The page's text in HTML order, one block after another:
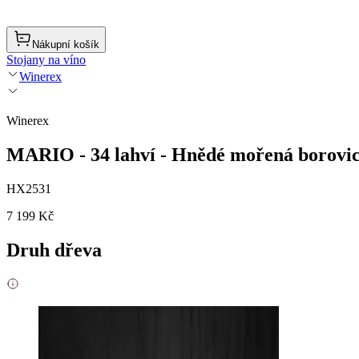
Nákupní košík
Stojany na víno
Winerex
Winerex
MARIO - 34 lahví - Hnědé mořená
HX2531
7 199 Kč
Druh dřeva